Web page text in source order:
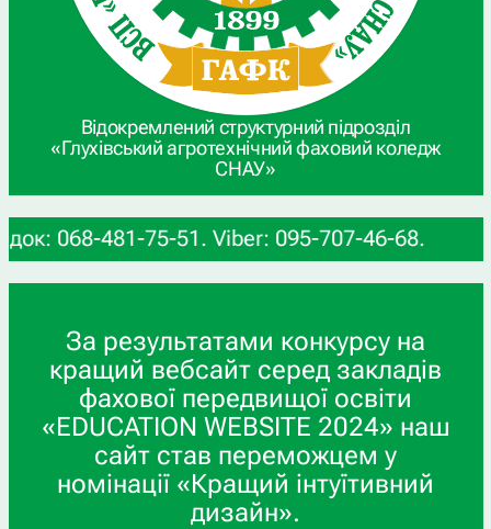
Відокремлений структурний підрозділ
«Глухівський агротехнічний фаховий коледж
СНАУ»
068-481-75-51. Viber: 095-707-46-68.
За результатами конкурсу на
кращий вебсайт серед закладів
фахової передвищої освіти
«EDUCATION WEBSITE 2024» наш
сайт став переможцем у
номінації «Кращий інтуїтивний
дизайн».